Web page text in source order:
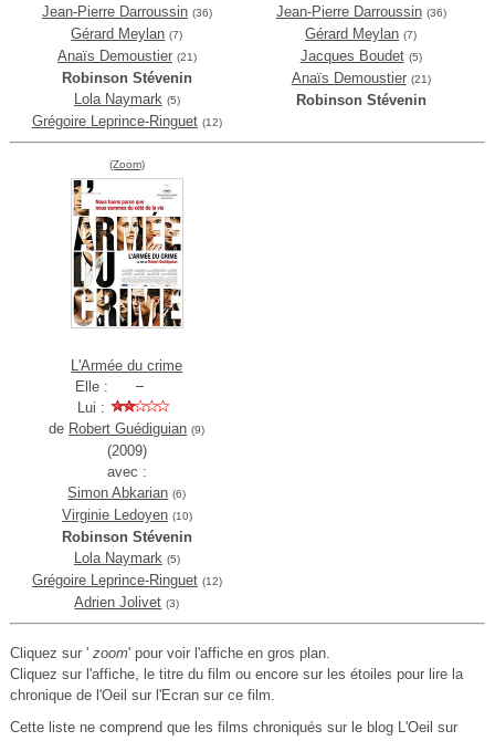
Jean-Pierre Darroussin (36)
Gérard Meylan (7)
Anaïs Demoustier (21)
Robinson Stévenin
Lola Naymark (5)
Grégoire Leprince-Ringuet (12)
Jean-Pierre Darroussin (36)
Gérard Meylan (7)
Jacques Boudet (5)
Anaïs Demoustier (21)
Robinson Stévenin
(Zoom)
L'Armée du crime
Elle :
Lui :
de Robert Guédiguian (9)
(2009)
avec :
Simon Abkarian (6)
Virginie Ledoyen (10)
Robinson Stévenin
Lola Naymark (5)
Grégoire Leprince-Ringuet (12)
Adrien Jolivet (3)
Cliquez sur ' zoom' pour voir l'affiche en gros plan.
Cliquez sur l'affiche, le titre du film ou encore sur les étoiles pour lire la
chronique de l'Oeil sur l'Ecran sur ce film.
Cette liste ne comprend que les films chroniqués sur le blog L'Oeil sur